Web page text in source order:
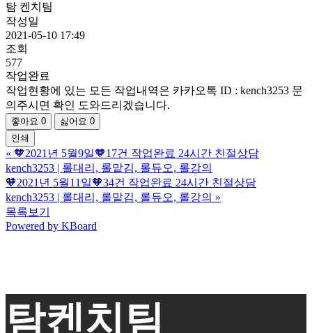
탐 켄치팀
작성일
2021-05-10 17:49
조회
577
작업완료
작업현황에 있는 모든 작업내역은 카카오톡 ID : kench3253 문
의주시면 확인 도와드리겠습니다.
좋아요 0 싫어요 0
인쇄
« 🧡2021년 5월9일🧡17건 작업완료 24시간 친절상담
kench3253 | 롤대리, 롤맡김, 롤듀오, 롤강의
🧡2021년 5월11일🧡34건 작업완료 24시간 친절상담
kench3253 | 롤대리, 롤맡김, 롤듀오, 롤강의 »
목록보기
Powered by KBoard
탐켄치팀